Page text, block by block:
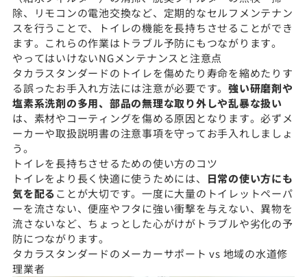
除、リモコンの電池交換など、定期的なセルフメンテナン
スを行うことで、トイレの機能を長持ちさせることができ
ます。これらの作業はトラブル予防にもつながります。
やってはいけないNGメンテナンスと注意点
タカラスタンダードのトイレを傷めたり寿命を縮めたりす
る誤ったお手入れ方法には注意が必要です。 強い研磨剤や
塩素系洗剤の多用、部品の無理な取り外しや乱暴な扱い
は、素材やコーティングを傷める原因となります。必ずメ
ーカーや取扱説明書の注意事項を守ってお手入れしましょ
う。
トイレを長持ちさせるための使い方のコツ
トイレをより長く快適に使うためには、
日常の使い方にも
気を配ることが大切です。一度に大量のトイレットペーパ
ーを流さない、便座やフタに強い衝撃を与えない、異物を
流さないなど、ちょっとした心がけがトラブルや劣化の予
防につながります。
タカラスタンダードのメーカーサポート vs 地域の水道修
理業者